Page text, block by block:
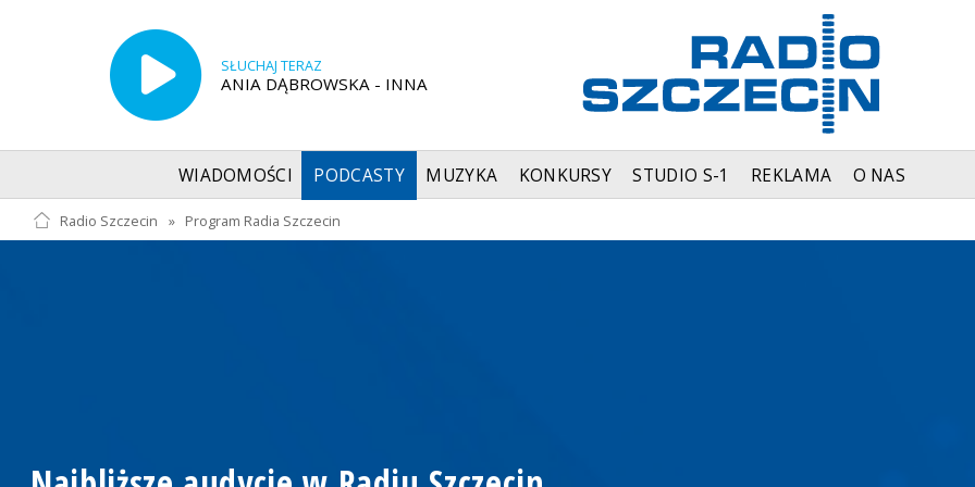
SŁUCHAJ TERAZ
ANIA DĄBROWSKA - INNA
WIADOMOŚCI PODCASTY MUZYKA KONKURSY STUDIO S-1 REKLAMA O NAS
Radio Szczecin » Program Radia Szczecin